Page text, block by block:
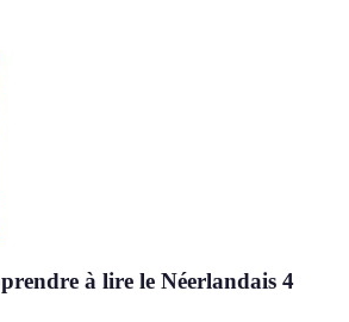
à lire le Néerlandais 4